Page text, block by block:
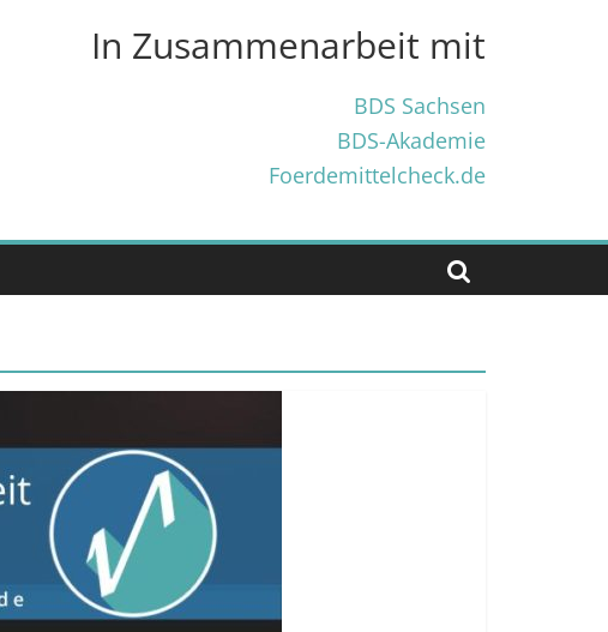
In Zusammenarbeit mit
BDS Sachsen
BDS-Akademie
Foerdemittelcheck.de